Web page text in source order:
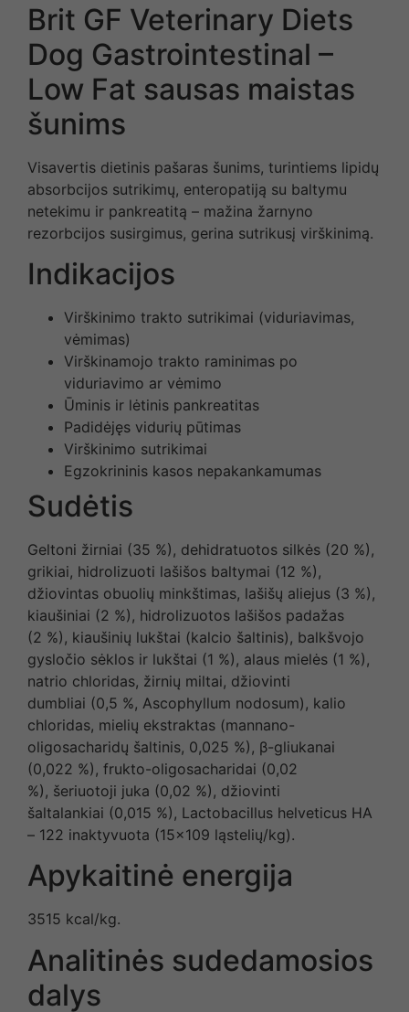
Brit GF Veterinary Diets
Dog Gastrointestinal –
Low Fat sausas maistas
šunims
Visavertis dietinis pašaras šunims, turintiems lipidų
absorbcijos sutrikimų, enteropatiją su baltymu
netekimu ir pankreatitą – mažina žarnyno
rezorbcijos susirgimus, gerina sutrikusį virškinimą.
Indikacijos
Virškinimo trakto sutrikimai (viduriavimas,
vėmimas)
Virškinamojo trakto raminimas po
viduriavimo ar vėmimo
Ūminis ir lėtinis pankreatitas
Padidėjęs vidurių pūtimas
Virškinimo sutrikimai
Egzokrininis kasos nepakankamumas
Sudėtis
Geltoni žirniai (35 %), dehidratuotos silkės (20 %),
grikiai, hidrolizuoti lašišos baltymai (12 %),
džiovintas obuolių minkštimas, lašišų aliejus (3 %),
kiaušiniai (2 %), hidrolizuotos lašišos padažas
(2 %), kiaušinių lukštai (kalcio šaltinis), balkšvojo
gysločio sėklos ir lukštai (1 %), alaus mielės (1 %),
natrio chloridas, žirnių miltai, džiovinti
dumbliai (0,5 %, Ascophyllum nodosum), kalio
chloridas, mielių ekstraktas (mannano-
oligosacharidų šaltinis, 0,025 %), β-gliukanai
(0,022 %), frukto-oligosacharidai (0,02
%), šeriuotoji juka (0,02 %), džiovinti
šaltalankiai (0,015 %), Lactobacillus helveticus HA
– 122 inaktyvuota (15×109 ląstelių/kg).
Apykaitinė energija
3515 kcal/kg.
Analitinės sudedamosios
dalys